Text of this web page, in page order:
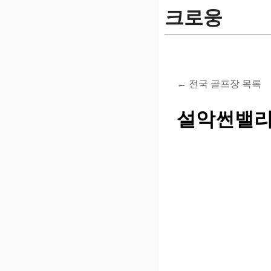
크로웅
← 전국 골프장 목록
설악썬밸